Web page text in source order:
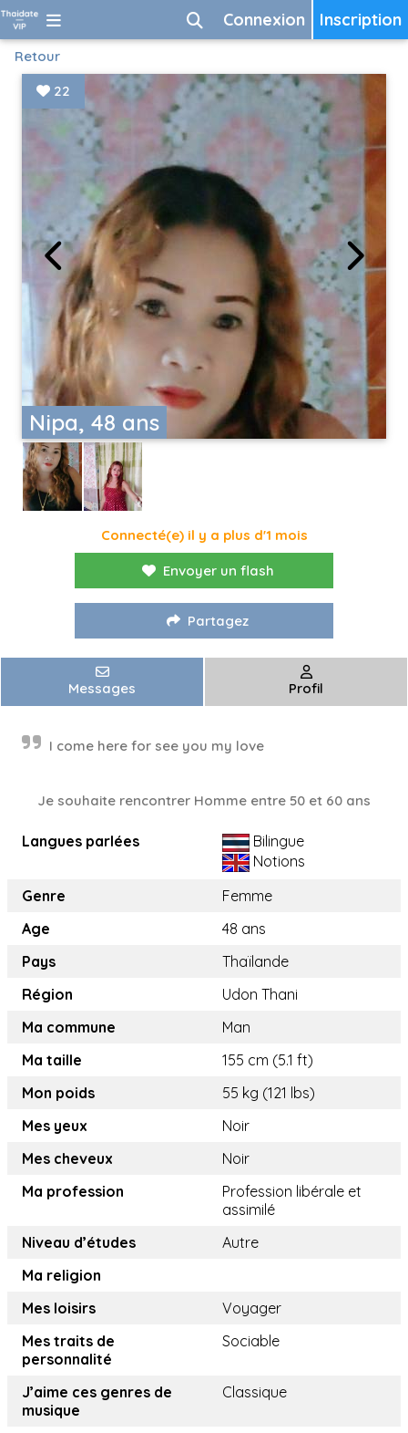
Inscription
Connexion
Retour
Nipa, 48 ans
22
Connecté(e) il y a plus d'1 mois
Envoyer un flash
Partagez
Messages Profil
I come here for see you my love
Je souhaite rencontrer Homme entre 50 et 60 ans
Langues parlées
Bilingue
Notions
Genre
Femme
Age
48 ans
Pays
Thaïlande
Région
Udon Thani
Ma commune
Man
Ma taille
155 cm (5.1 ft)
Mon poids
55 kg (121 lbs)
Mes yeux
Noir
Mes cheveux
Noir
Ma profession
Profession libérale et
assimilé
Niveau d’études
Autre
Ma religion
Mes loisirs
Voyager
Mes traits de
personnalité
Sociable
J’aime ces genres de
musique
Classique